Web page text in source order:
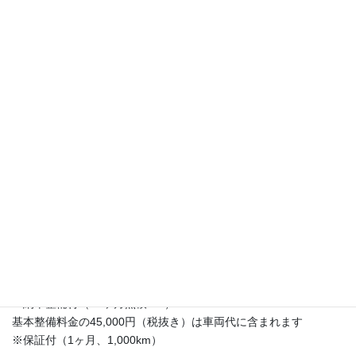
※納車整備付（12ヶ月点検＋α）
基本整備料金の45,000円（税抜き）は車両代に含まれます
※保証付（1ヶ月、1,000km）